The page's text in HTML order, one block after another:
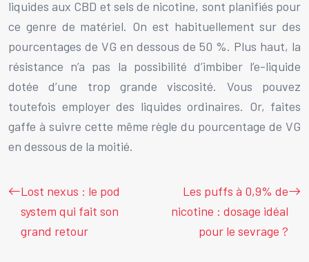
liquides aux CBD et sels de nicotine, sont planifiés pour
ce genre de matériel. On est habituellement sur des
pourcentages de VG en dessous de 50 %. Plus haut, la
résistance n’a pas la possibilité d’imbiber l’e-liquide
dotée d’une trop grande viscosité. Vous pouvez
toutefois employer des liquides ordinaires. Or, faites
gaffe à suivre cette même règle du pourcentage de VG
en dessous de la moitié.
Lost nexus : le pod
system qui fait son
grand retour
Les puffs à 0,9% de
nicotine : dosage idéal
pour le sevrage ?